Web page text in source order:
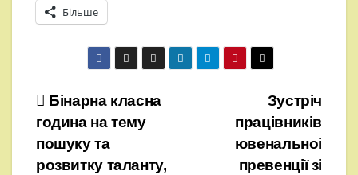
Більше
Навігація
записів
Зустріч
працівників
ювенальноі
превенції зі
Бінарна класна
година на тему
пошуку та
розвитку таланту,